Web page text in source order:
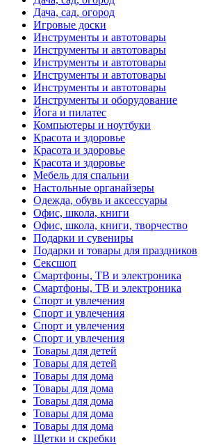
Дача, сад, огород
Игровые доски
Инструменты и автотовары
Инструменты и автотовары
Инструменты и автотовары
Инструменты и автотовары
Инструменты и автотовары
Инструменты и оборудование
Йога и пилатес
Компьютеры и ноутбуки
Красота и здоровье
Красота и здоровье
Красота и здоровье
Мебель для спальни
Настольные органайзеры
Одежда, обувь и аксессуары
Офис, школа, книги
Офис, школа, книги, творчество
Подарки и сувениры
Подарки и товары для праздников
Сексшоп
Смартфоны, ТВ и электроника
Смартфоны, ТВ и электроника
Спорт и увлечения
Спорт и увлечения
Спорт и увлечения
Спорт и увлечения
Товары для детей
Товары для детей
Товары для дома
Товары для дома
Товары для дома
Товары для дома
Товары для дома
Щетки и скребки